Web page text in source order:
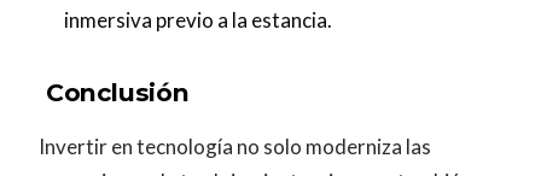
inmersiva previo a la estancia.
Conclusión
Invertir en tecnología no solo moderniza las